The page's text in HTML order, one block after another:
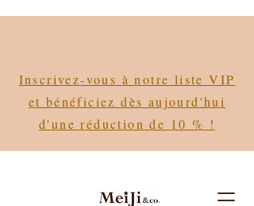
Inscrivez-vous à notre liste VIP
et bénéficiez dès aujourd'hui
d'une réduction de 10 % !